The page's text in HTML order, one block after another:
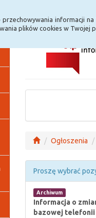
informacji
plików cookies w Twojej
Ogłoszenia
Proszę wybrać
Archiwum
Informacja o
bazowej telefonii